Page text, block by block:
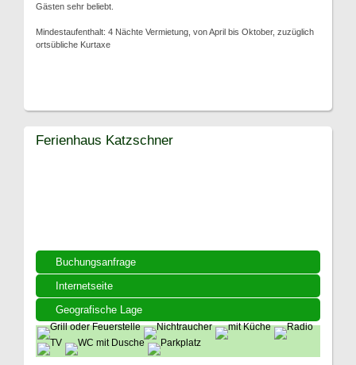
Gästen sehr beliebt.
Mindestaufenthalt: 4 Nächte Vermietung, von April bis Oktober, zuzüglich
ortsübliche Kurtaxe
Buchungsanfrage
Internetseite
Geografische Lage
Ferienhaus Katzschner